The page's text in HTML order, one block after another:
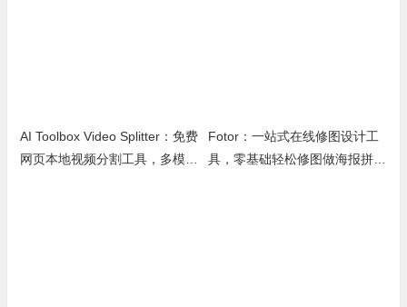
AI Toolbox Video Splitter：免费
网页本地视频分割工具，多模式
Fotor：一站式在线修图设计工
具，零基础轻松修图做海报拼图